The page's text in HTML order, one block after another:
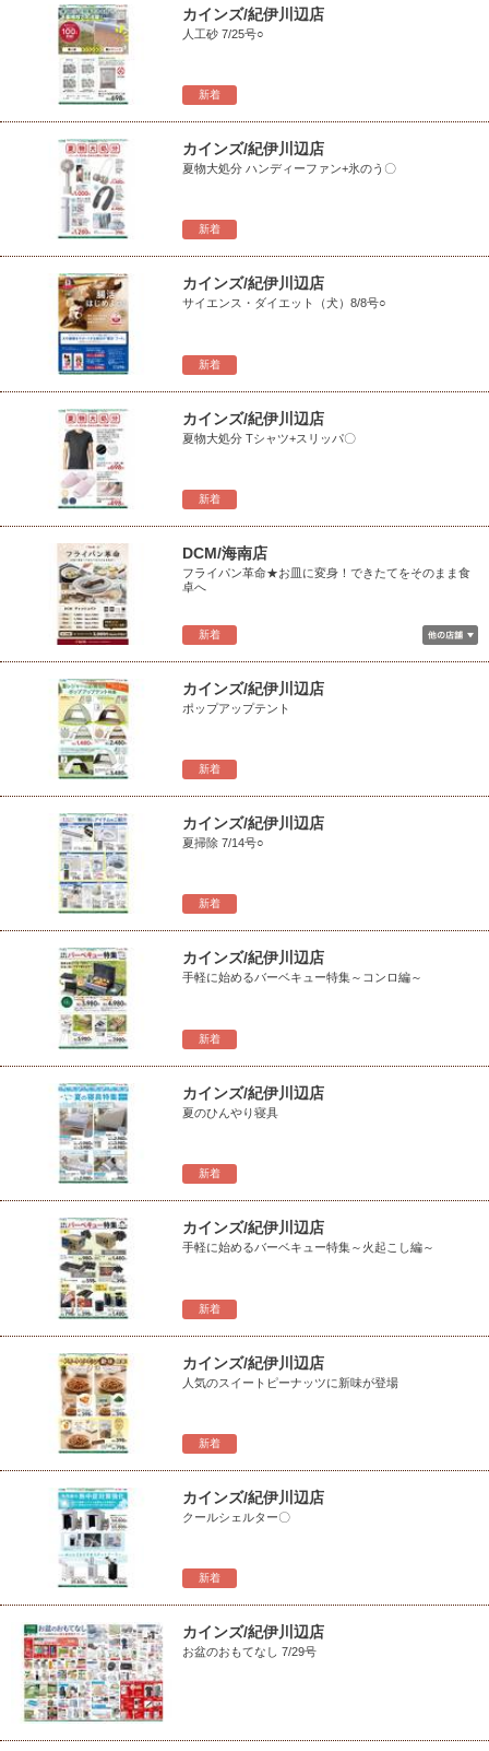
新着
カインズ/紀伊川辺店
人工砂 7/25号○
新着
カインズ/紀伊川辺店
夏物大処分 ハンディーファン+氷のう〇
新着
カインズ/紀伊川辺店
サイエンス・ダイエット（犬）8/8号○
新着
カインズ/紀伊川辺店
夏物大処分 Tシャツ+スリッパ〇
新着
DCM/海南店
フライパン革命★お皿に変身！できたてをそのまま食
卓へ
新着
カインズ/紀伊川辺店
ポップアップテント
新着
カインズ/紀伊川辺店
夏掃除 7/14号○
新着
カインズ/紀伊川辺店
手軽に始めるバーベキュー特集～コンロ編～
新着
カインズ/紀伊川辺店
夏のひんやり寝具
新着
カインズ/紀伊川辺店
手軽に始めるバーベキュー特集～火起こし編～
新着
カインズ/紀伊川辺店
人気のスイートピーナッツに新味が登場
新着
カインズ/紀伊川辺店
クールシェルター〇
カインズ/紀伊川辺店
お盆のおもてなし 7/29号